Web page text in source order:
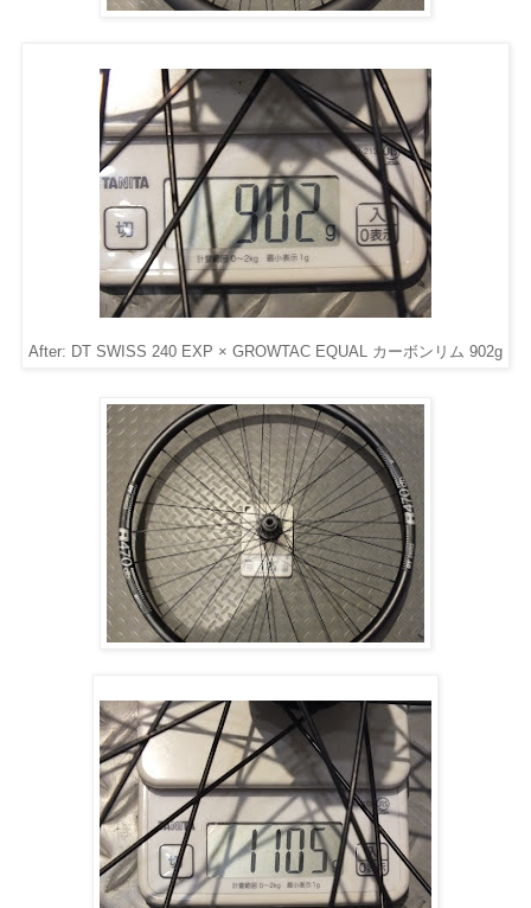
After: DT SWISS 240 EXP × GROWTAC EQUAL カーボンリム 902g